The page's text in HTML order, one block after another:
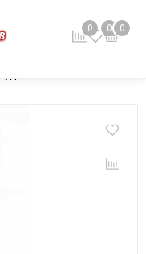
0 0 0